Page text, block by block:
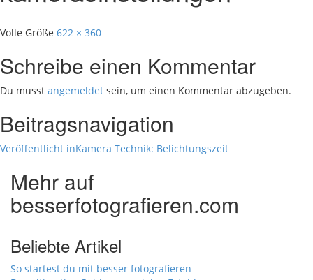
Volle Größe 622 × 360
Schreibe einen Kommentar
Du musst angemeldet sein, um einen Kommentar abzugeben.
Beitragsnavigation
Veröffentlicht inKamera Technik: Belichtungszeit
Mehr auf
besserfotografieren.com
Beliebte Artikel
So startest du mit besser fotografieren